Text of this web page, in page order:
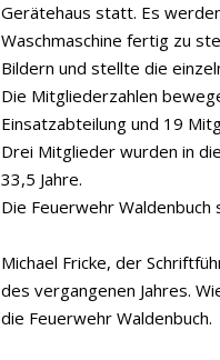
Gerätehaus statt. Es
Waschmaschine fertig zu
Bildern und stellte die
Die Mitgliederzahlen
Einsatzabteilung und 19
Drei Mitglieder wurden in
33,5 Jahre.
Die Feuerwehr
Michael Fricke, der
des vergangenen Jahres.
die Feuerwehr Waldenbuch.